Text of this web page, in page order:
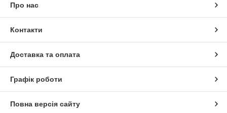
Про нас
Контакти
Доставка та оплата
Графік роботи
Повна версія сайту